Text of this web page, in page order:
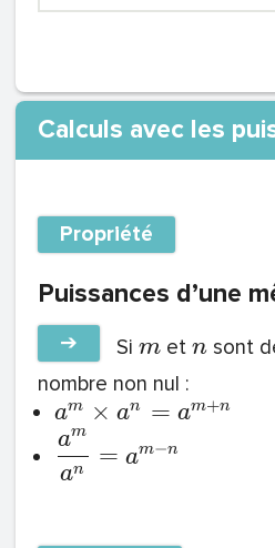
Calculs avec les
Propriété
Puissances d’une
➔ Si m et n sont
nombre non nul :
am × an = am+n
an
am
= am−n